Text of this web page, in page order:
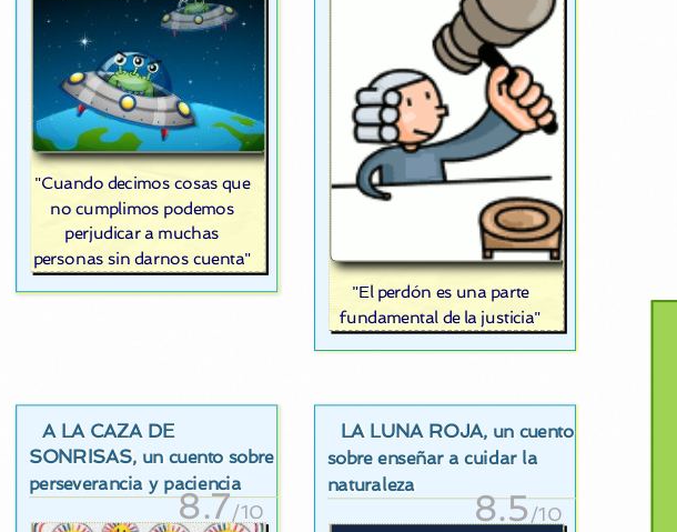
"Cuando decimos cosas que
no cumplimos podemos
perjudicar a muchas
personas sin darnos cuenta"
"El perdón es una parte
fundamental de la justicia"
A LA CAZA DE
SONRISAS, un cuento sobre
perseverancia y paciencia
8.7/10
LA LUNA ROJA, un cuento
sobre enseñar a cuidar la
naturaleza
8.5/10